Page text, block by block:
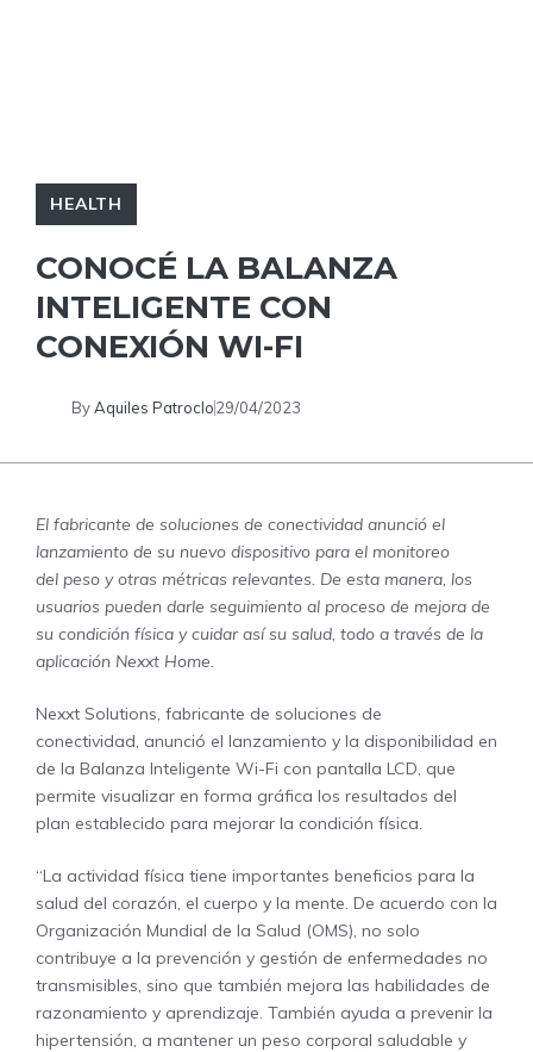
HEALTH
CONOCÉ LA BALANZA
INTELIGENTE CON
CONEXIÓN WI-FI
ByAquiles Patroclo29/04/2023
El fabricante de soluciones de conectividad anunció el
lanzamiento de su nuevo dispositivo para el monitoreo
del peso y otras métricas relevantes. De esta manera, los
usuarios pueden darle seguimiento al proceso de mejora de
su condición física y cuidar así su salud, todo a través de la
aplicación Nexxt Home.
Nexxt Solutions, fabricante de soluciones de
conectividad, anunció el lanzamiento y la disponibilidad en
de la Balanza Inteligente Wi-Fi con pantalla LCD, que
permite visualizar en forma gráfica los resultados del
plan establecido para mejorar la condición física.
“La actividad física tiene importantes beneficios para la
salud del corazón, el cuerpo y la mente. De acuerdo con la
Organización Mundial de la Salud (OMS), no solo
contribuye a la prevención y gestión de enfermedades no
transmisibles, sino que también mejora las habilidades de
razonamiento y aprendizaje. También ayuda a prevenir la
hipertensión, a mantener un peso corporal saludable y